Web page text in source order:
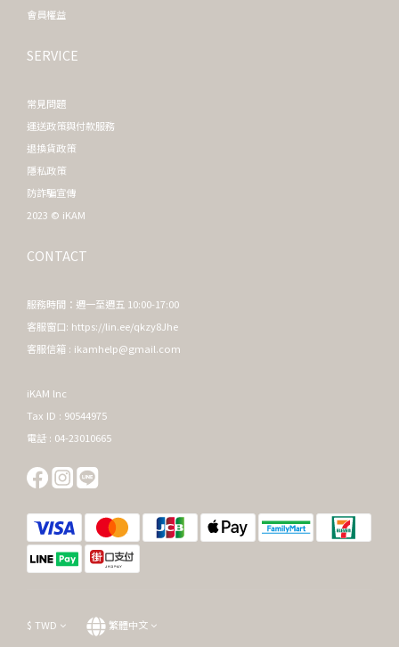
會員權益
SERVICE
常見問題
運送政策與付款服務
退換貨政策
隱私政策
防詐騙宣傳
2023 © iKAM
CONTACT
服務時間：週一至週五 10:00-17:00
客服窗口: https://lin.ee/qkzy8Jhe
客服信箱 : ikamhelp@gmail.com
iKAM lnc
Tax ID : 90544975
電話 : 04-23010665
$ TWD 繁體中文